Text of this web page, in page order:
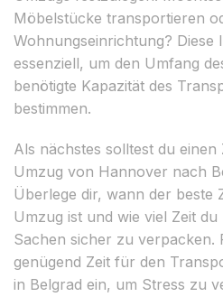
Möbelstücke transportieren
Wohnungseinrichtung? Diese
essenziell, um den Umfang
benötigte Kapazität des
bestimmen.
Als nächstes solltest du
Umzug von Hannover nach
Überlege dir, wann der beste
Umzug ist und wie viel Zeit
Sachen sicher zu verpacken.
genügend Zeit für den
in Belgrad ein, um Stress zu